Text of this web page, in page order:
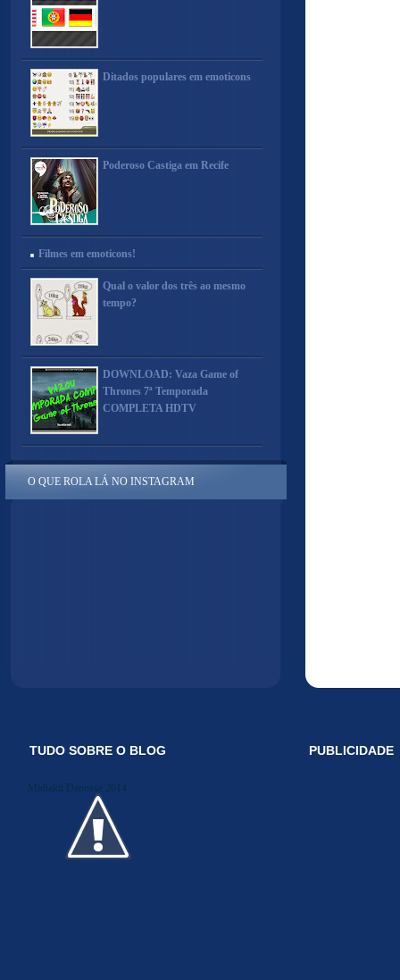
Ditados populares em emoticons
Poderoso Castiga em Recife
Filmes em emoticons!
Qual o valor dos três ao mesmo
tempo?
DOWNLOAD: Vaza Game of
Thrones 7ª Temporada
COMPLETA HDTV
O QUE ROLA LÁ NO INSTAGRAM
TUDO SOBRE O BLOG
Midiakit Danosse 2014
PUBLICIDADE